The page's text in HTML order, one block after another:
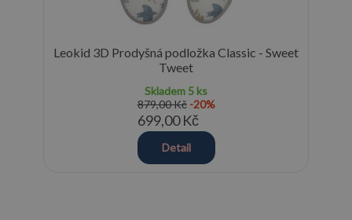
Leokid 3D Prodyšná podložka Classic - Sweet
Tweet
Skladem 5 ks
879,00 Kč -20%
699,00 Kč
Detail